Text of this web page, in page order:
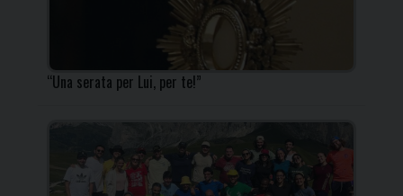
“Una serata per Lui, per te!”